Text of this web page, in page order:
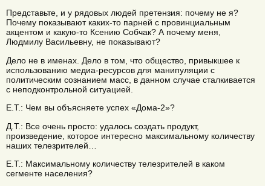
Представьте, и у рядовых людей претензия: почему не я?
Почему показывают каких-то парней с провинциальным
акцентом и какую-то Ксению Собчак? А почему меня,
Людмилу Васильевну, не показывают?
Дело не в именах. Дело в том, что общество, привыкшее к
использованию медиа-ресурсов для манипуляции с
политическим сознанием масс, в данном случае сталкивается
с неподконтрольной ситуацией.
Е.Т.: Чем вы объясняете успех «Дома-2»?
Д.Т.: Все очень просто: удалось создать продукт,
произведение, которое интересно максимальному количеству
наших телезрителей…
Е.Т.: Максимальному количеству телезрителей в каком
сегменте населения?